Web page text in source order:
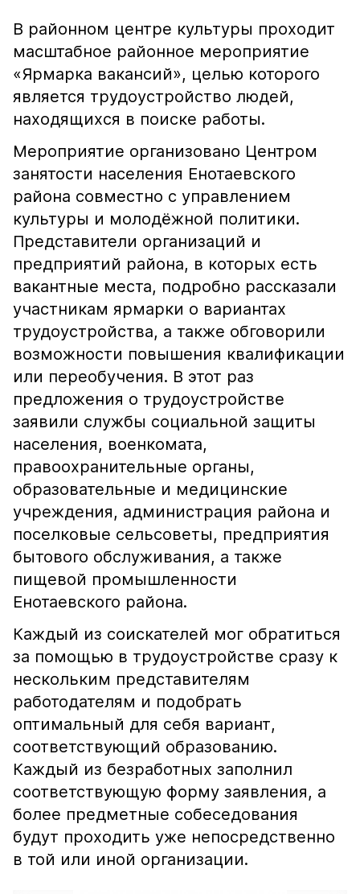
В районном центре культуры проходит
масштабное районное мероприятие
«Ярмарка вакансий», целью которого
является трудоустройство людей,
находящихся в поиске работы.
Мероприятие организовано Центром
занятости населения Енотаевского
района совместно с управлением
культуры и молодёжной политики.
Представители организаций и
предприятий района, в которых есть
вакантные места, подробно рассказали
участникам ярмарки о вариантах
трудоустройства, а также обговорили
возможности повышения квалификации
или переобучения. В этот раз
предложения о трудоустройстве
заявили службы социальной защиты
населения, военкомата,
правоохранительные органы,
образовательные и медицинские
учреждения, администрация района и
поселковые сельсоветы, предприятия
бытового обслуживания, а также
пищевой промышленности
Енотаевского района.
Каждый из соискателей мог обратиться
за помощью в трудоустройстве сразу к
нескольким представителям
работодателям и подобрать
оптимальный для себя вариант,
соответствующий образованию.
Каждый из безработных заполнил
соответствующую форму заявления, а
более предметные собеседования
будут проходить уже непосредственно
в той или иной организации.